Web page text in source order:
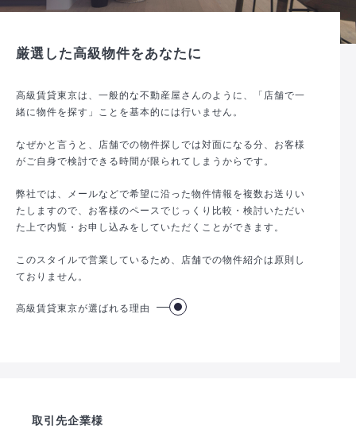
厳選した高級物件をあなたに
高級賃貸東京は、一般的な不動産屋さんのように、「店舗で一
緒に物件を探す」ことを基本的には行いません。
なぜかと言うと、店舗での物件探しでは対面になる分、お客様
がご自身で検討できる時間が限られてしまうからです。
弊社では、メールなどで希望に沿った物件情報を複数お送りい
たしますので、お客様のペースでじっくり比較・検討いただい
た上で内覧・お申し込みをしていただくことができます。
このスタイルで営業しているため、店舗での物件紹介は原則し
ておりません。
高級賃貸東京が選ばれる理由
取引先企業様